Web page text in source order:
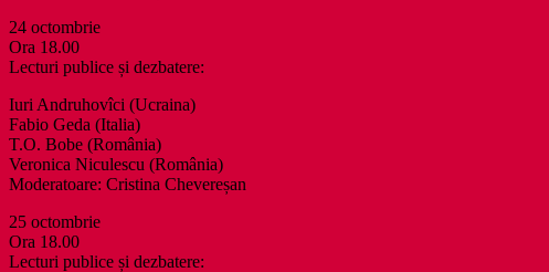
24 octombrie
Ora 18.00
Lecturi publice și dezbatere:
Iuri Andruhovîci (Ucraina)
Fabio Geda (Italia)
T.O. Bobe (România)
Veronica Niculescu (România)
Moderatoare: Cristina Chevereșan
25 octombrie
Ora 18.00
Lecturi publice și dezbatere: